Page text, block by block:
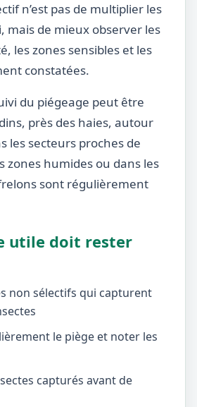
n’est pas de multiplier les
mais de mieux observer les
les zones sensibles et les
constatées.
du piégeage peut être
près des haies, autour
les secteurs proches de
zones humides ou dans les
sont régulièrement
utile doit rester
non sélectifs qui capturent
le piège et noter les
capturés avant de